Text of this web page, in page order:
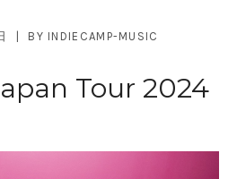
Tour 2024
BY INDIECAMP-MUSIC